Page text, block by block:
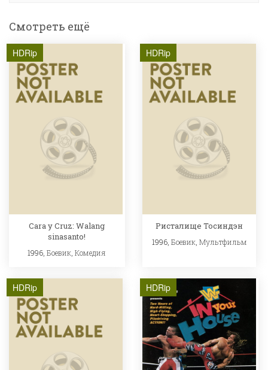
Смотреть ещё
HDRip
Cara y Cruz: Walang
sinasanto!
1996,Боевик ,Комедия
HDRip
Ристалище Тосиндэн
1996, Боевик, Мультфильм
HDRip HDRip